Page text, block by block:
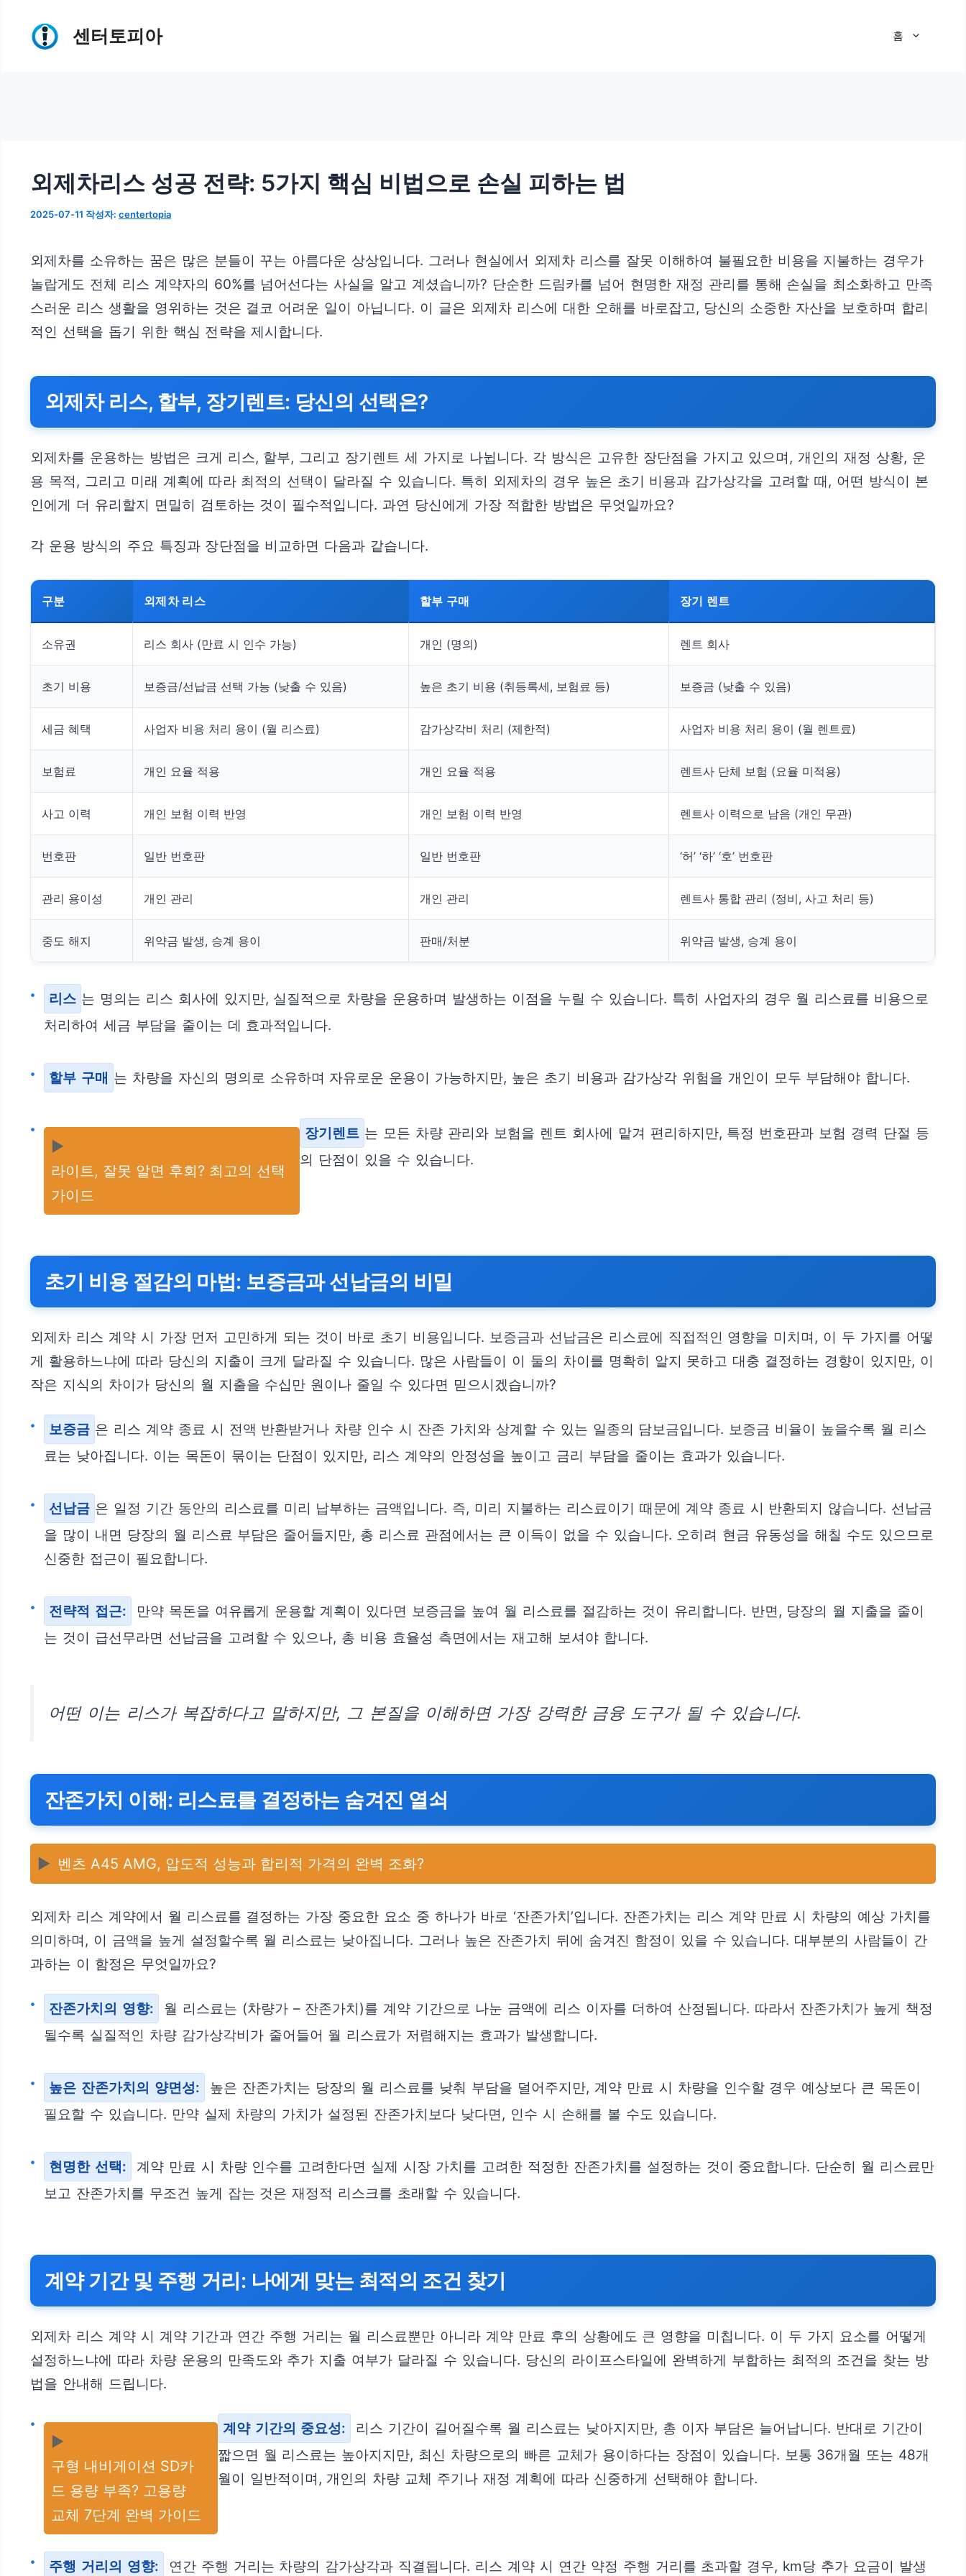
센터토피아 홈
외제차리스 성공 전략: 5가지 핵심 비법으로 손실 피하는 법
2025-07-11 작성자: centertopia
외제차를 소유하는 꿈은 많은 분들이 꾸는 아름다운 상상입니다. 그러나 현실에서 외제차 리스를 잘못 이해하여 불필요한 비용을 지불하는 경우가
놀랍게도 전체 리스 계약자의 60%를 넘어선다는 사실을 알고 계셨습니까? 단순한 드림카를 넘어 현명한 재정 관리를 통해 손실을 최소화하고 만족
스러운 리스 생활을 영위하는 것은 결코 어려운 일이 아닙니다. 이 글은 외제차 리스에 대한 오해를 바로잡고, 당신의 소중한 자산을 보호하며 합리
적인 선택을 돕기 위한 핵심 전략을 제시합니다.
외제차 리스, 할부, 장기렌트: 당신의 선택은?
외제차를 운용하는 방법은 크게 리스, 할부, 그리고 장기렌트 세 가지로 나뉩니다. 각 방식은 고유한 장단점을 가지고 있으며, 개인의 재정 상황, 운
용 목적, 그리고 미래 계획에 따라 최적의 선택이 달라질 수 있습니다. 특히 외제차의 경우 높은 초기 비용과 감가상각을 고려할 때, 어떤 방식이 본
인에게 더 유리할지 면밀히 검토하는 것이 필수적입니다. 과연 당신에게 가장 적합한 방법은 무엇일까요?
각 운용 방식의 주요 특징과 장단점을 비교하면 다음과 같습니다.
구분 외제차 리스 할부 구매 장기 렌트
소유권 리스 회사 (만료 시 인수 가능) 개인 (명의) 렌트 회사
초기 비용 보증금/선납금 선택 가능 (낮출 수 있음) 높은 초기 비용 (취등록세, 보험료 등) 보증금 (낮출 수 있음)
세금 혜택 사업자 비용 처리 용이 (월 리스료) 감가상각비 처리 (제한적) 사업자 비용 처리 용이 (월 렌트료)
보험료 개인 요율 적용 개인 요율 적용 렌트사 단체 보험 (요율 미적용)
사고 이력 개인 보험 이력 반영 개인 보험 이력 반영 렌트사 이력으로 남음 (개인 무관)
번호판 일반 번호판 일반 번호판 ‘허’ ‘하’ ‘호’ 번호판
관리 용이성 개인 관리 개인 관리 렌트사 통합 관리 (정비, 사고 처리 등)
중도 해지 위약금 발생, 승계 용이 판매/처분 위약금 발생, 승계 용이
리스 는 명의는 리스 회사에 있지만, 실질적으로 차량을 운용하며 발생하는 이점을 누릴 수 있습니다. 특히 사업자의 경우 월 리스료를 비용으로
처리하여 세금 부담을 줄이는 데 효과적입니다.
할부 구매 는 차량을 자신의 명의로 소유하며 자유로운 운용이 가능하지만, 높은 초기 비용과 감가상각 위험을 개인이 모두 부담해야 합니다.
▶️
라이트, 잘못 알면 후회? 최고의 선택
가이드
장기렌트 는 모든 차량 관리와 보험을 렌트 회사에 맡겨 편리하지만, 특정 번호판과 보험 경력 단절 등
의 단점이 있을 수 있습니다.
초기 비용 절감의 마법: 보증금과 선납금의 비밀
외제차 리스 계약 시 가장 먼저 고민하게 되는 것이 바로 초기 비용입니다. 보증금과 선납금은 리스료에 직접적인 영향을 미치며, 이 두 가지를 어떻
게 활용하느냐에 따라 당신의 지출이 크게 달라질 수 있습니다. 많은 사람들이 이 둘의 차이를 명확히 알지 못하고 대충 결정하는 경향이 있지만, 이
작은 지식의 차이가 당신의 월 지출을 수십만 원이나 줄일 수 있다면 믿으시겠습니까?
보증금 은 리스 계약 종료 시 전액 반환받거나 차량 인수 시 잔존 가치와 상계할 수 있는 일종의 담보금입니다. 보증금 비율이 높을수록 월 리스
료는 낮아집니다. 이는 목돈이 묶이는 단점이 있지만, 리스 계약의 안정성을 높이고 금리 부담을 줄이는 효과가 있습니다.
선납금 은 일정 기간 동안의 리스료를 미리 납부하는 금액입니다. 즉, 미리 지불하는 리스료이기 때문에 계약 종료 시 반환되지 않습니다. 선납금
을 많이 내면 당장의 월 리스료 부담은 줄어들지만, 총 리스료 관점에서는 큰 이득이 없을 수 있습니다. 오히려 현금 유동성을 해칠 수도 있으므로
신중한 접근이 필요합니다.
전략적 접근:
만약 목돈을 여유롭게 운용할 계획이 있다면 보증금을 높여 월 리스료를 절감하는 것이 유리합니다. 반면, 당장의 월 지출을 줄이
는 것이 급선무라면 선납금을 고려할 수 있으나, 총 비용 효율성 측면에서는 재고해 보셔야 합니다.
어떤 이는 리스가 복잡하다고 말하지만, 그 본질을 이해하면 가장 강력한 금융 도구가 될 수 있습니다.
잔존가치 이해: 리스료를 결정하는 숨겨진 열쇠
▶️ 벤츠 A45 AMG, 압도적 성능과 합리적 가격의 완벽 조화?
외제차 리스 계약에서 월 리스료를 결정하는 가장 중요한 요소 중 하나가 바로 ‘잔존가치’입니다. 잔존가치는 리스 계약 만료 시 차량의 예상 가치를
의미하며, 이 금액을 높게 설정할수록 월 리스료는 낮아집니다. 그러나 높은 잔존가치 뒤에 숨겨진 함정이 있을 수 있습니다. 대부분의 사람들이 간
과하는 이 함정은 무엇일까요?
잔존가치의 영향:
월 리스료는 (차량가 – 잔존가치)를 계약 기간으로 나눈 금액에 리스 이자를 더하여 산정됩니다. 따라서 잔존가치가 높게 책정
될수록 실질적인 차량 감가상각비가 줄어들어 월 리스료가 저렴해지는 효과가 발생합니다.
높은 잔존가치의 양면성:
높은 잔존가치는 당장의 월 리스료를 낮춰 부담을 덜어주지만, 계약 만료 시 차량을 인수할 경우 예상보다 큰 목돈이
필요할 수 있습니다. 만약 실제 차량의 가치가 설정된 잔존가치보다 낮다면, 인수 시 손해를 볼 수도 있습니다.
현명한 선택:
계약 만료 시 차량 인수를 고려한다면 실제 시장 가치를 고려한 적정한 잔존가치를 설정하는 것이 중요합니다. 단순히 월 리스료만
보고 잔존가치를 무조건 높게 잡는 것은 재정적 리스크를 초래할 수 있습니다.
계약 기간 및 주행 거리: 나에게 맞는 최적의 조건 찾기
외제차 리스 계약 시 계약 기간과 연간 주행 거리는 월 리스료뿐만 아니라 계약 만료 후의 상황에도 큰 영향을 미칩니다. 이 두 가지 요소를 어떻게
설정하느냐에 따라 차량 운용의 만족도와 추가 지출 여부가 달라질 수 있습니다. 당신의 라이프스타일에 완벽하게 부합하는 최적의 조건을 찾는 방
법을 안내해 드립니다.
▶️
구형 내비게이션 SD카
드 용량 부족? 고용량
교체 7단계 완벽 가이드
계약 기간의 중요성:
리스 기간이 길어질수록 월 리스료는 낮아지지만, 총 이자 부담은 늘어납니다. 반대로 기간이
짧으면 월 리스료는 높아지지만, 최신 차량으로의 빠른 교체가 용이하다는 장점이 있습니다. 보통 36개월 또는 48개
월이 일반적이며, 개인의 차량 교체 주기나 재정 계획에 따라 신중하게 선택해야 합니다.
주행 거리의 영향: 연간 주행 거리는 차량의 감가상각과 직결됩니다. 리스 계약 시 연간 약정 주행 거리를 초과할 경우, km당 추가 요금이 발생